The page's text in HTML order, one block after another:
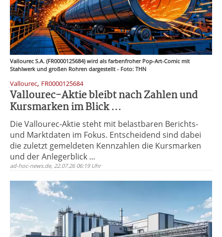
Vallourec S.A. (FR0000125684) wird als farbenfroher Pop-Art-Comic mit
Stahlwerk und großen Rohren dargestellt - Foto: THN
Vallourec, FR0000125684
Vallourec-Aktie bleibt nach Zahlen und
Kursmarken im Blick ...
Die Vallourec-Aktie steht mit belastbaren Berichts-
und Marktdaten im Fokus. Entscheidend sind dabei
die zuletzt gemeldeten Kennzahlen die Kursmarken
und der Anlegerblick ...
ad-hoc-news.de, 22.07.26 06:19 Uhr